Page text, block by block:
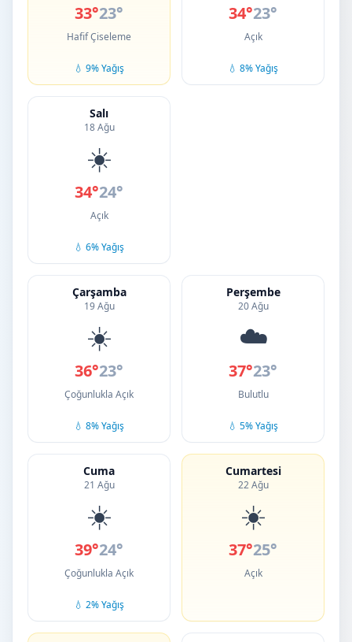
33°23°
Hafif Çiseleme
💧 9% Yağış
34°23°
Açık
💧 8% Yağış
Salı
18 Ağu
☀️
34°24°
Açık
💧 6% Yağış
Çarşamba
19 Ağu
☀️
36°23°
Çoğunlukla Açık
💧 8% Yağış
Perşembe
20 Ağu
☁️
37°23°
Bulutlu
💧 5% Yağış
Cuma
21 Ağu
☀️
39°24°
Çoğunlukla Açık
💧 2% Yağış
Cumartesi
22 Ağu
☀️
37°25°
Açık